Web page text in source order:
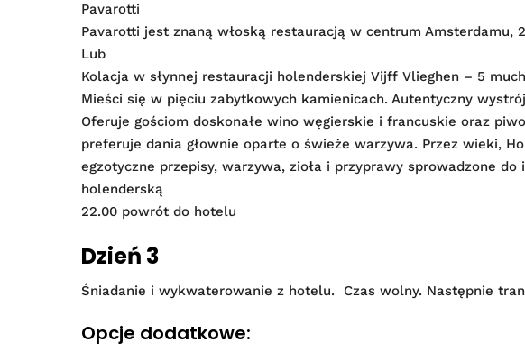
Pavarotti
Pavarotti jest znaną włoską restauracją w centrum Amsterdamu,
Lub
Kolacja w słynnej restauracji holenderskiej Vijff Vlieghen – 5
Mieści się w pięciu zabytkowych kamienicach. Autentyczny
Oferuje gościom doskonałe wino węgierskie i francuskie oraz
preferuje dania głownie oparte o świeże warzywa. Przez wieki,
egzotyczne przepisy, warzywa, zioła i przyprawy sprowadzone
holenderską
22.00 powrót do hotelu
Dzień 3
Śniadanie i wykwaterowanie z hotelu. Czas wolny. Następnie
Opcje dodatkowe: